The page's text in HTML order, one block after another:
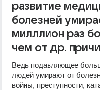
развитие
болезней
милллион раз
чем от др.
Ведь подавляющее
людей умирают от
войны, преступности,